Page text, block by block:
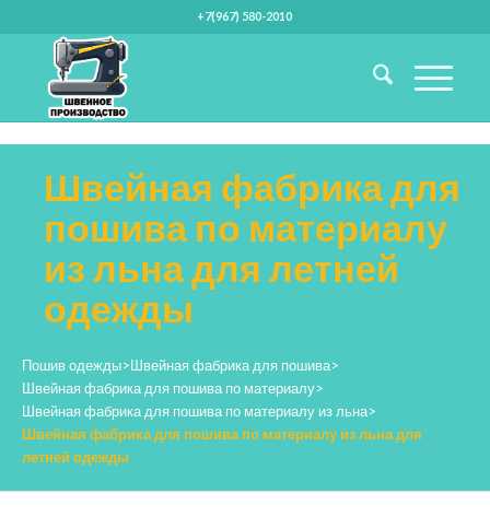
+7(967) 580-2010
Швейная фабрика для
пошива по материалу
из льна для летней
одежды
Пошив одежды>Швейная фабрика для пошива>
Швейная фабрика для пошива по материалу>
Швейная фабрика для пошива по материалу из льна>
Швейная фабрика для пошива по материалу из льна для
летней одежды